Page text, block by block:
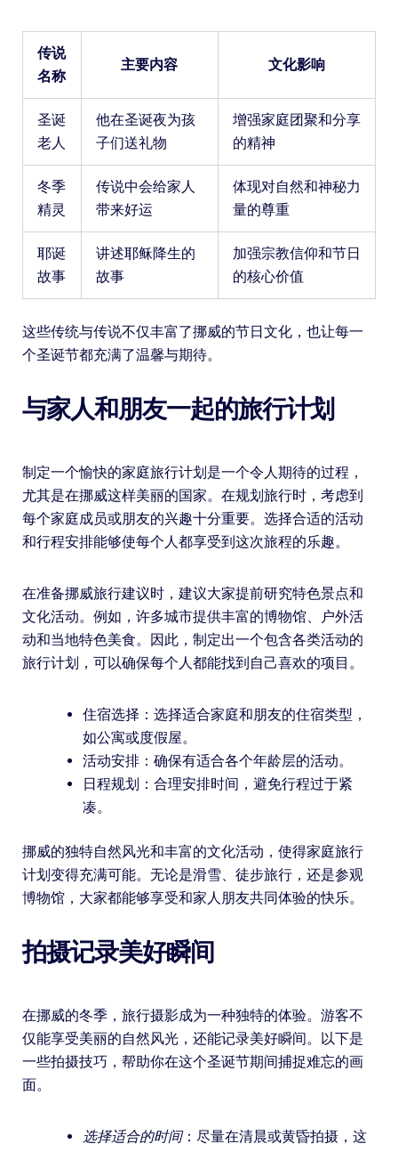
传说
名称
主要内容 文化影响
圣诞
老人
他在圣诞夜为孩
子们送礼物
增强家庭团聚和分享
的精神
冬季
精灵
传说中会给家人
带来好运
体现对自然和神秘力
量的尊重
耶诞
故事
讲述耶稣降生的
故事
加强宗教信仰和节日
的核心价值
这些传统与传说不仅丰富了挪威的节日文化，也让每一
个圣诞节都充满了温馨与期待。
与家人和朋友一起的旅行计划
制定一个愉快的家庭旅行计划是一个令人期待的过程，
尤其是在挪威这样美丽的国家。在规划旅行时，考虑到
每个家庭成员或朋友的兴趣十分重要。选择合适的活动
和行程安排能够使每个人都享受到这次旅程的乐趣。
在准备挪威旅行建议时，建议大家提前研究特色景点和
文化活动。例如，许多城市提供丰富的博物馆、户外活
动和当地特色美食。因此，制定出一个包含各类活动的
旅行计划，可以确保每个人都能找到自己喜欢的项目。
住宿选择：选择适合家庭和朋友的住宿类型，
如公寓或度假屋。
活动安排：确保有适合各个年龄层的活动。
日程规划：合理安排时间，避免行程过于紧
凑。
挪威的独特自然风光和丰富的文化活动，使得家庭旅行
计划变得充满可能。无论是滑雪、徒步旅行，还是参观
博物馆，大家都能够享受和家人朋友共同体验的快乐。
拍摄记录美好瞬间
在挪威的冬季，旅行摄影成为一种独特的体验。游客不
仅能享受美丽的自然风光，还能记录美好瞬间。以下是
一些拍摄技巧，帮助你在这个圣诞节期间捕捉难忘的画
面。
选择适合的时间：尽量在清晨或黄昏拍摄，这